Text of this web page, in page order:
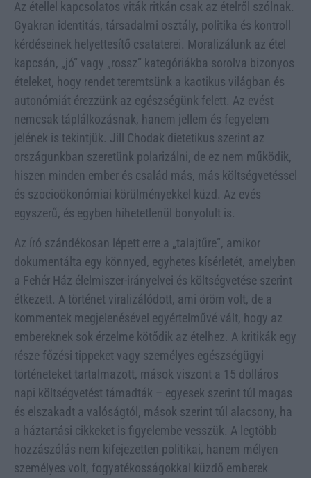
Az étellel kapcsolatos viták ritkán csak az ételről szólnak.
Gyakran identitás, társadalmi osztály, politika és kontroll
kérdéseinek helyettesítő csataterei. Moralizálunk az étel
kapcsán, „jó” vagy „rossz” kategóriákba sorolva bizonyos
ételeket, hogy rendet teremtsünk a kaotikus világban és
autonómiát érezzünk az egészségünk felett. Az evést
nemcsak táplálkozásnak, hanem jellem és fegyelem
jelének is tekintjük. Jill Chodak dietetikus szerint az
országunkban szeretünk polarizálni, de ez nem működik,
hiszen minden ember és család más, más költségvetéssel
és szocioökonómiai körülményekkel küzd. Az evés
egyszerű, és egyben hihetetlenül bonyolult is.
Az író szándékosan lépett erre a „talajtűre”, amikor
dokumentálta egy könnyed, egyhetes kísérletét, amelyben
a Fehér Ház élelmiszer-irányelvei és költségvetése szerint
étkezett. A történet viralizálódott, ami öröm volt, de a
kommentek megjelenésével egyértelművé vált, hogy az
embereknek sok érzelme kötődik az ételhez. A kritikák egy
része főzési tippeket vagy személyes egészségügyi
történeteket tartalmazott, mások viszont a 15 dolláros
napi költségvetést támadták – egyesek szerint túl magas
és elszakadt a valóságtól, mások szerint túl alacsony, ha
a háztartási cikkeket is figyelembe vesszük. A legtöbb
hozzászólás nem kifejezetten politikai, hanem mélyen
személyes volt, fogyatékosságokkal küzdő emberek